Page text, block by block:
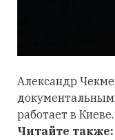
Александр
работает в
Читайте также: